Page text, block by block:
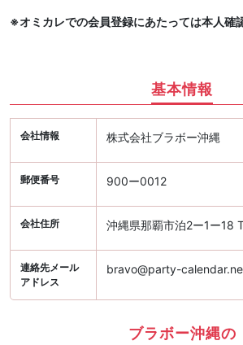
※オミカレでの会員登録にあたっては本人確
基本情報
会社情報 株式会社ブラボー沖縄
郵便番号 900ー0012
会社住所 沖縄県那覇市泊2ー1ー18
連絡先メール
アドレス
bravo@party-
ブラボー沖縄の